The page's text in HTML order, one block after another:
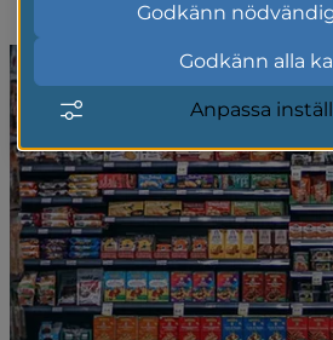
Godkänn
Godkänn alla
Anpassa